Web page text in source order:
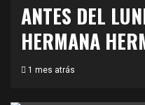
ANTES DEL
HERMANA
1 mes atrás